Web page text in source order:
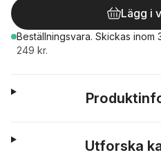
Lägg i
Beställningsvara. Skickas inom
249 kr.
Utforska